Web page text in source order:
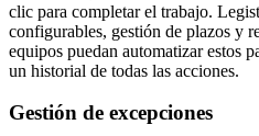
clic para completar el trabajo.
configurables, gestión de plazos y
equipos puedan automatizar estos
un historial de todas las acciones.
Gestión de excepciones